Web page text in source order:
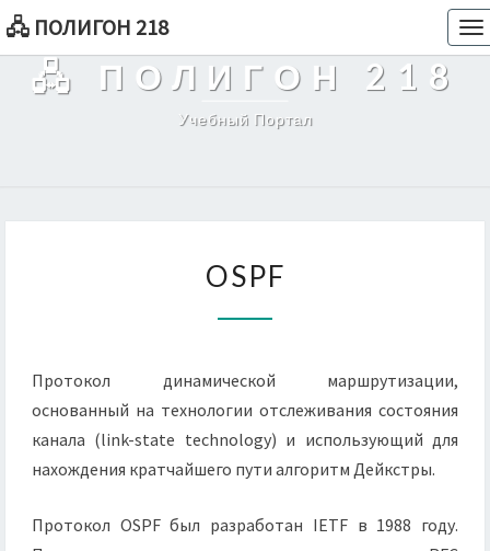
🖧 ПОЛИГОН 218
🖧 ПОЛИГОН 218
Учебный Портал
OSPF
Протокол динамической маршрутизации,
основанный на технологии отслеживания состояния
канала (link-state technology) и использующий для
нахождения кратчайшего пути алгоритм Дейкстры.
Протокол OSPF был разработан IETF в 1988 году.